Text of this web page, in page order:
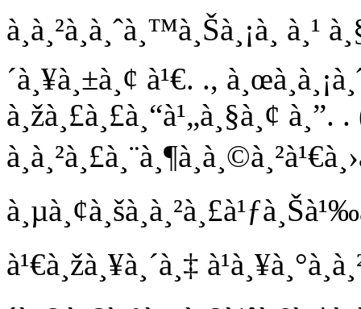
à¸à¸²à¸à¸ˆà¸™à¸Šà¸¡à¸ à¸¹
´à¸¥à¸±à¸¢ à¹€. .,
à¸žà¸£à¸£à¸“à¹„à¸§à¸¢ à¸”.
à¹€à¸žà¸¥à¸´à¸‡